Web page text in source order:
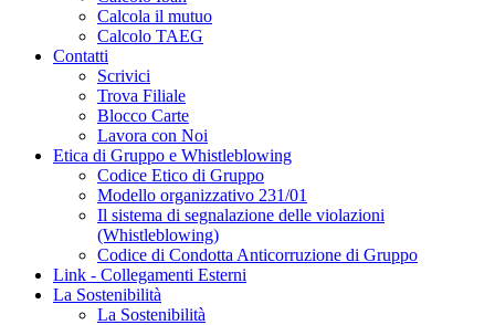
Calcola il mutuo
Calcolo TAEG
Contatti
Scrivici
Trova Filiale
Blocco Carte
Lavora con Noi
Etica di Gruppo e Whistleblowing
Codice Etico di Gruppo
Modello organizzativo 231/01
Il sistema di segnalazione delle violazioni
(Whistleblowing)
Codice di Condotta Anticorruzione di Gruppo
Link - Collegamenti Esterni
La Sostenibilità
La Sostenibilità